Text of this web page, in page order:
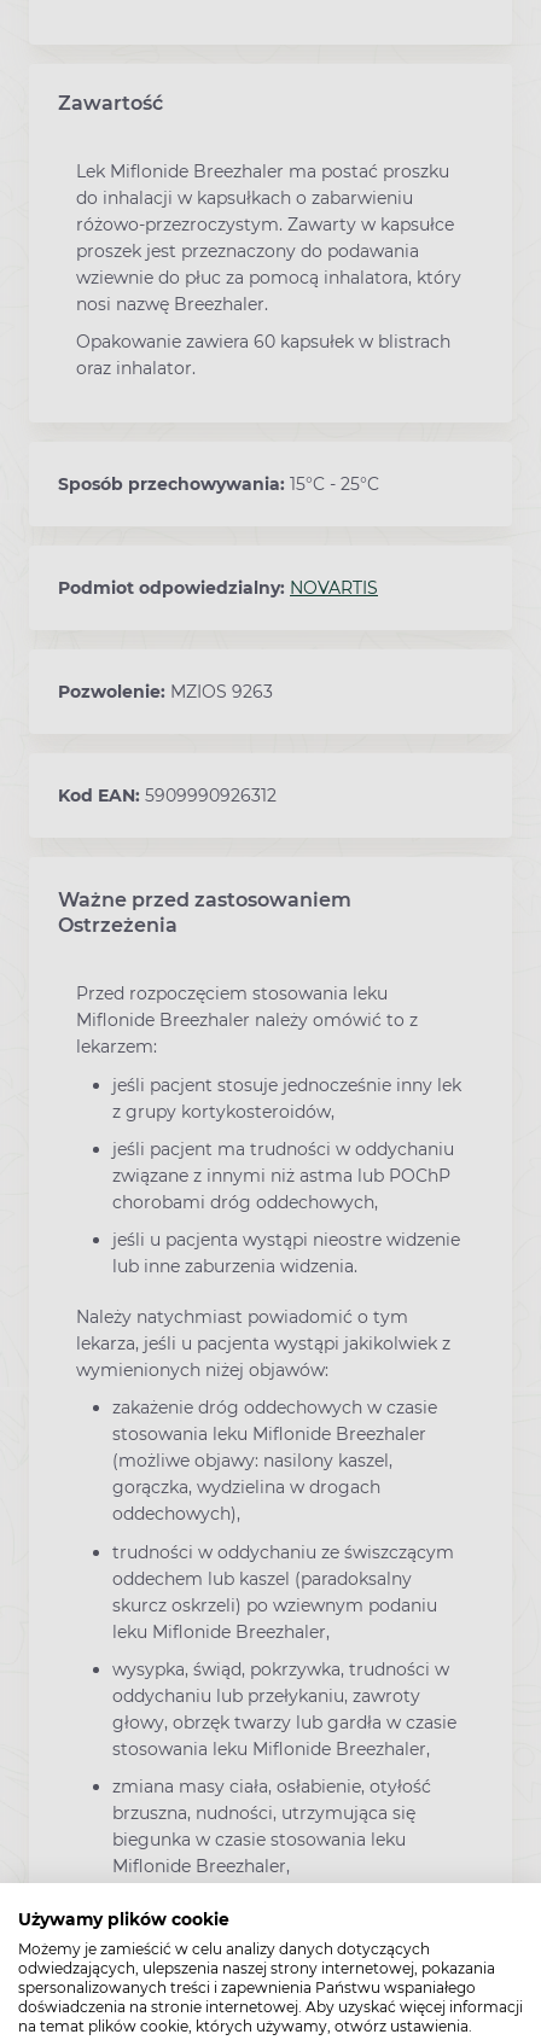
Używamy plików cookie
Możemy je zamieścić w celu analizy danych dotyczących
odwiedzających, ulepszenia naszej strony internetowej, pokazania
spersonalizowanych treści i zapewnienia Państwu wspaniałego
doświadczenia na stronie internetowej. Aby uzyskać więcej informacji
na temat plików cookie, których używamy, otwórz ustawienia.
Zawartość
Lek Miflonide Breezhaler ma postać proszku
do inhalacji w kapsułkach o zabarwieniu
różowo-przezroczystym. Zawarty w kapsułce
proszek jest przeznaczony do podawania
wziewnie do płuc za pomocą inhalatora, który
nosi nazwę Breezhaler.
Opakowanie zawiera 60 kapsułek w blistrach
oraz inhalator.
Sposób przechowywania: 15°C - 25°C
Podmiot odpowiedzialny: NOVARTIS
Pozwolenie: MZIOS 9263
Kod EAN: 5909990926312
Ważne przed zastosowaniem
Ostrzeżenia
Przed rozpoczęciem stosowania leku
Miflonide Breezhaler należy omówić to z
lekarzem:
jeśli pacjent stosuje jednocześnie inny lek
z grupy kortykosteroidów,
jeśli pacjent ma trudności w oddychaniu
związane z innymi niż astma lub POChP
chorobami dróg oddechowych,
jeśli u pacjenta wystąpi nieostre widzenie
lub inne zaburzenia widzenia.
Należy natychmiast powiadomić o tym
lekarza, jeśli u pacjenta wystąpi jakikolwiek z
wymienionych niżej objawów:
zakażenie dróg oddechowych w czasie
stosowania leku Miflonide Breezhaler
(możliwe objawy: nasilony kaszel,
gorączka, wydzielina w drogach
oddechowych),
trudności w oddychaniu ze świszczącym
oddechem lub kaszel (paradoksalny
skurcz oskrzeli) po wziewnym podaniu
leku Miflonide Breezhaler,
wysypka, świąd, pokrzywka, trudności w
oddychaniu lub przełykaniu, zawroty
głowy, obrzęk twarzy lub gardła w czasie
stosowania leku Miflonide Breezhaler,
zmiana masy ciała, osłabienie, otyłość
brzuszna, nudności, utrzymująca się
biegunka w czasie stosowania leku
Miflonide Breezhaler,
widzenie w czasie stosowania leku
Miflonide Breezhaler,
problemy ze snem, depresja lub odczucie
niepokoju, niepokój ruchowy, nerwowość,